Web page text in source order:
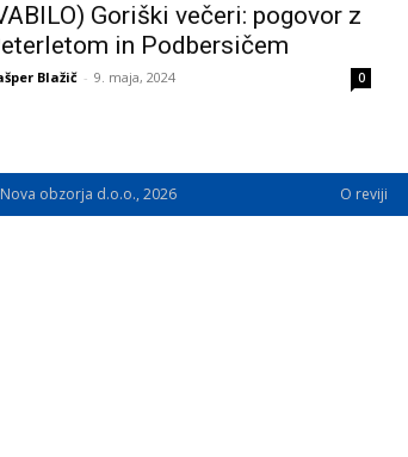
Goriški večeri: pogovor z
in Podbersičem
Blažič - 9. maja, 2024 0
O reviji
obzorja d.o.o., 2026